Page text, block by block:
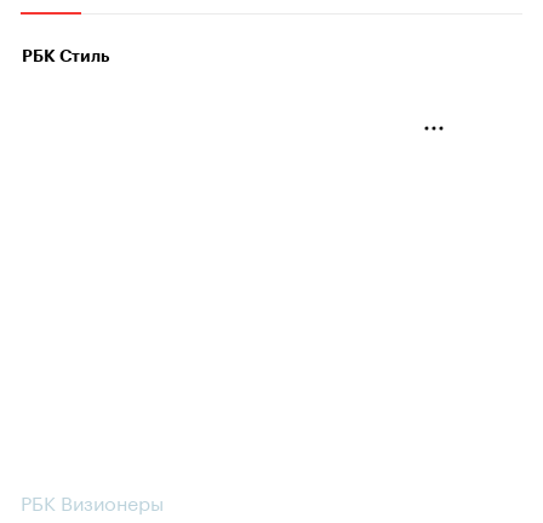
РБК Стиль
РБК Визионеры